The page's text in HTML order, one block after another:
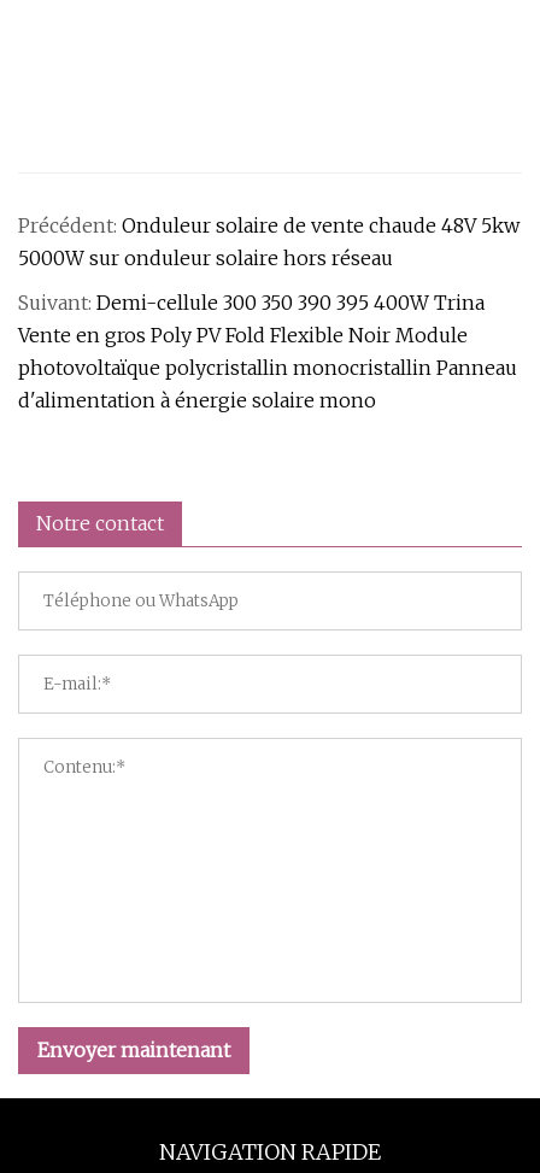
Précédent: Onduleur solaire de vente chaude 48V 5kw
5000W sur onduleur solaire hors réseau
Suivant: Demi-cellule 300 350 390 395 400W Trina
Vente en gros Poly PV Fold Flexible Noir Module
photovoltaïque polycristallin monocristallin Panneau
d'alimentation à énergie solaire mono
Notre contact
Envoyer maintenant
NAVIGATION RAPIDE